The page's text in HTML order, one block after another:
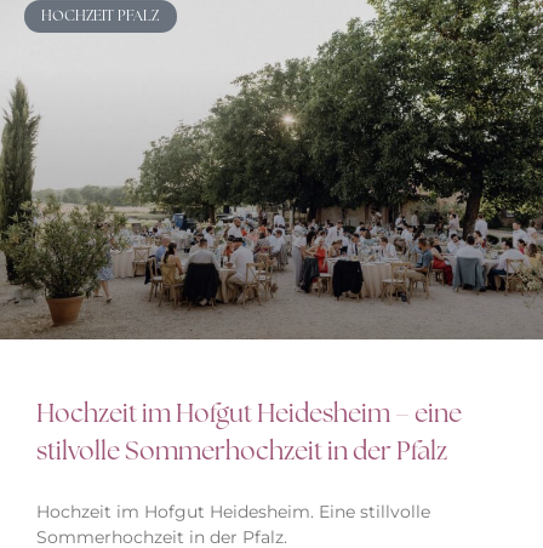
HOCHZEIT PFALZ
Hochzeit im Hofgut Heidesheim – eine
stilvolle Sommerhochzeit in der Pfalz
Hochzeit im Hofgut Heidesheim. Eine stillvolle
Sommerhochzeit in der Pfalz.